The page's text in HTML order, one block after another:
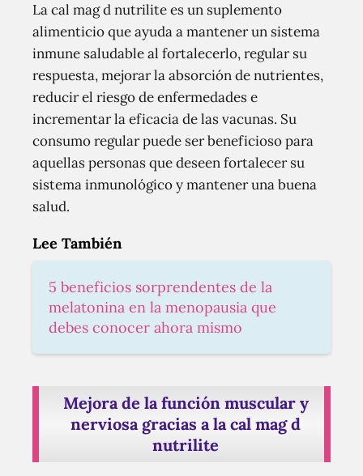
La cal mag d nutrilite es un suplemento
alimenticio que ayuda a mantener un sistema
inmune saludable al fortalecerlo, regular su
respuesta, mejorar la absorción de nutrientes,
reducir el riesgo de enfermedades e
incrementar la eficacia de las vacunas. Su
consumo regular puede ser beneficioso para
aquellas personas que deseen fortalecer su
sistema inmunológico y mantener una buena
salud.
Lee También
5 beneficios sorprendentes de la
melatonina en la menopausia que
debes conocer ahora mismo
Mejora de la función muscular y
nerviosa gracias a la cal mag d
nutrilite